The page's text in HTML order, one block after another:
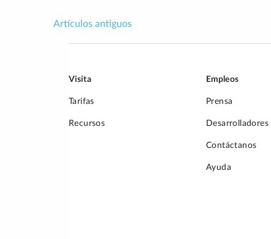
Navegación
entradas
Artículos antiguos
Visita
Tarifas
Recursos
Empleos
Prensa
Desarrolladores
Contáctanos
Ayuda